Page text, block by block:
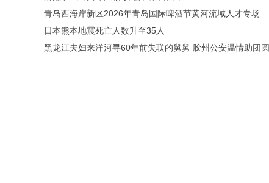
日本熊本地震死亡人数升至35人
黑龙江夫妇来洋河寻60年前失联的舅舅 胶州公安温情助团圆